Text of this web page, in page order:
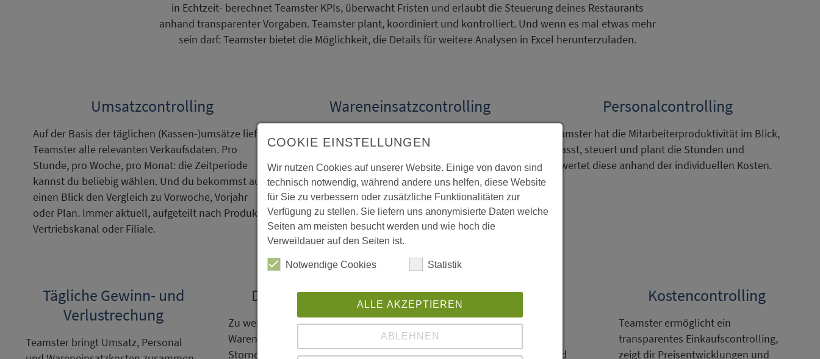
in Echtzeit- berechnet Teamster KPIs, überwacht Fristen und erlaubt die Steuerung deines Restaurants
anhand transparenter Vorgaben. Teamster plant, koordiniert und kontrolliert. Und wenn es mal etwas mehr
sein darf: Teamster bietet die Möglichkeit, die Details für weitere Analysen in Excel herunterzuladen.
Umsatzcontrolling
Auf der Basis der täglichen (Kassen-)umsätze liefert
Teamster alle relevanten Verkaufsdaten. Pro
Stunde, pro Woche, pro Monat: die Zeitperiode
kannst du beliebig wählen. Und du bekommst auf
einen Blick den Vergleich zu Vorwoche, Vorjahr
oder Plan. Immer aktuell, aufgeteilt nach Produkt-/
Vertriebskanal oder Filiale.
Wareneinsatzcontrolling
liefert detaillierte Wareneinsatzkosten pro Filiale,
pro Kategorie oder je Produkt. Die Kategorien
kannst du frei wählen. Die Einkaufspreislisten
können tagesaktuell eingelesen werden.
Personalcontrolling
Teamster hat die Mitarbeiterproduktivität im Blick,
erfasst, steuert und plant die Stunden und
bewertet diese anhand der individuellen Kosten.
Tägliche Gewinn- und
Verlustrechung
Teamster bringt Umsatz, Personal
Diebstahlkontrolle
Zu wenig Geld auf der Bank? Ist der
Wareneinsatz zu hoch? Zu viele
Stornos? Fehlende Buchungen?
Fristenkontrolle
Alles hat seine Zeit. Und auch
Arbeitsgenehmigungen,
Semesterbescheinigungen und
Kostencontrolling
Teamster ermöglicht ein
transparentes Einkaufscontrolling,
zeigt dir Preisentwicklungen und
COOKIE EINSTELLUNGEN
Wir nutzen Cookies auf unserer Website. Einige von davon sind
technisch notwendig, während andere uns helfen, diese Website
für Sie zu verbessern oder zusätzliche Funktionalitäten zur
Verfügung zu stellen. Sie liefern uns anonymisierte Daten welche
Seiten am meisten besucht werden und wie hoch die
Verweildauer auf den Seiten ist.
Notwendige Cookies Statistik
ALLE AKZEPTIEREN
ABLEHNEN